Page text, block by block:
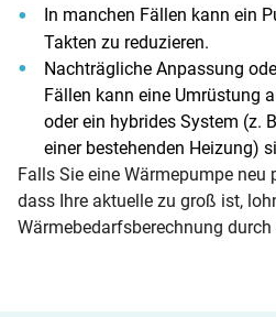
In manchen Fällen kann ein
Takten zu reduzieren.
Nachträgliche Anpassung
Fällen kann eine Umrüstung
oder ein hybrides System (z.
einer bestehenden Heizung)
Falls Sie eine Wärmepumpe neu
dass Ihre aktuelle zu groß ist,
Wärmebedarfsberechnung